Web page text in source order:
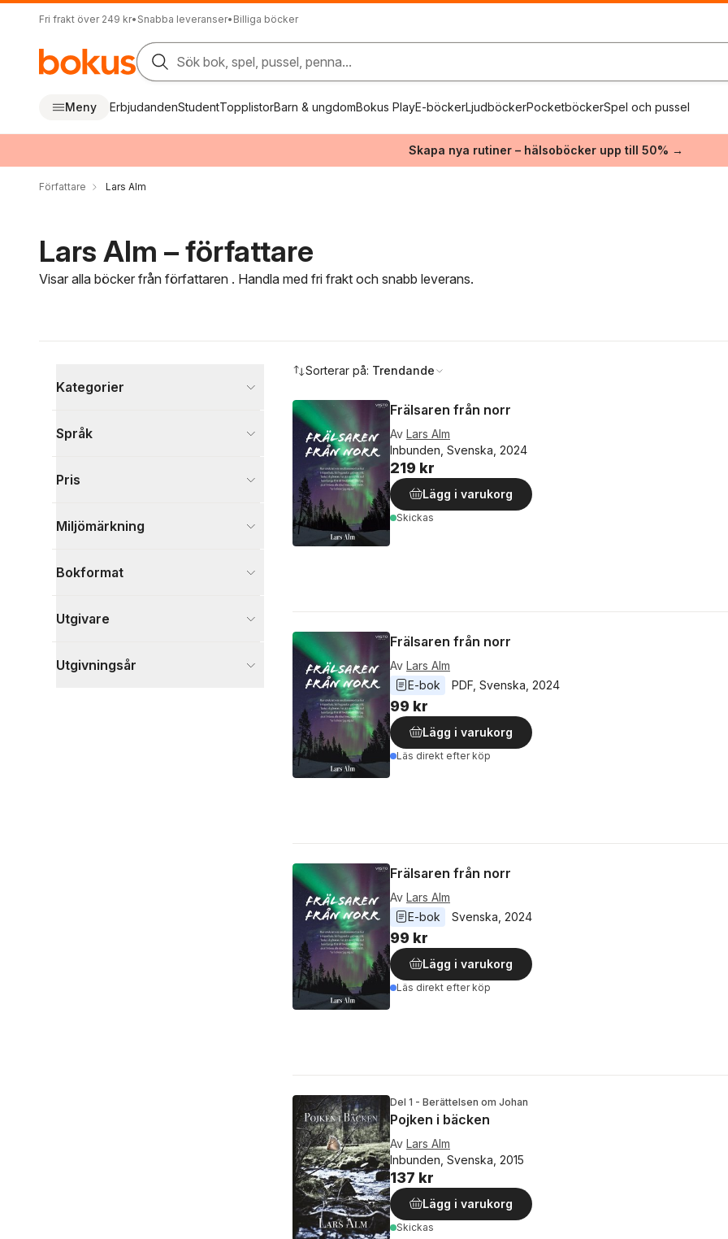
Fri frakt över 249 kr• Snabba leveranser• Billiga böcker
Sök bok, spel, pussel, penna...
Meny ErbjudandenStudentTopplistorBarn & ungdomBokus PlayE-böckerLjudböckerPocketböckerSpel och pussel
Skapa nya rutiner – hälsoböcker upp till 50% →
Författare Lars Alm
Lars Alm – författare
Visar alla böcker från författaren . Handla med fri frakt och snabb leverans.
Kategorier
Visa fler
Språk
Pris
Miljömärkning
Bokformat
Utgivare
Utgivningsår
Sorterar på: Trendande
Frälsaren från norr
Av Lars Alm
Inbunden, Svenska, 2024
219 kr
Lägg i varukorg
Skickas
Frälsaren från norr
Av Lars Alm
E-bok
PDF Svenska 2024
99 kr
Lägg i varukorg
Läs direkt efter köp
Frälsaren från norr
Av Lars Alm
E-bok
Svenska 2024
99 kr
Lägg i varukorg
Läs direkt efter köp
Del 1 - Berättelsen om Johan
Pojken i bäcken
Av Lars Alm
Inbunden, Svenska, 2015
137 kr
Lägg i varukorg
Skickas